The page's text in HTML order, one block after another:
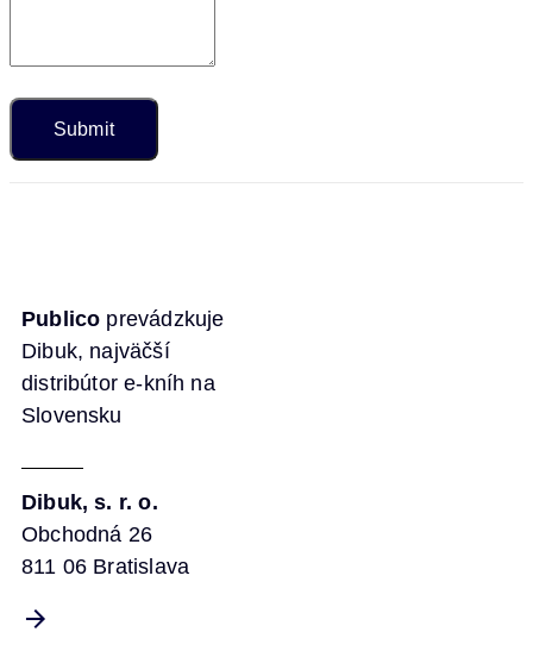
Publico prevádzkuje
Dibuk, najväčší
distribútor e-kníh na
Slovensku
Dibuk, s. r. o.
Obchodná 26
811 06 Bratislava